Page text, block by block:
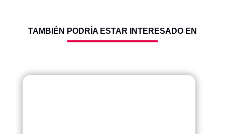
TAMBIÉN PODRÍA ESTAR INTERESADO EN